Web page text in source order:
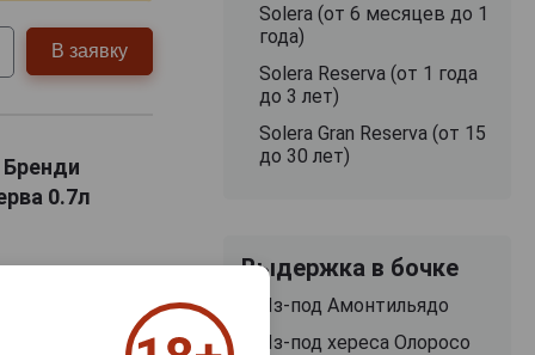
В заявку
0.7л
Solera (от 6 месяцев до 1
года)
Solera Reserva (от 1 года
до 3 лет)
Solera Gran Reserva (от 15
до 30 лет)
Выдержка в бочке
Из-под Амонтильядо
Из-под хереса Олоросо